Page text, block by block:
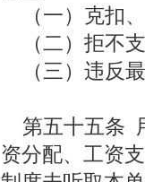
（一）克扣
（二）拒不
（三）违反
第五十五条
资分配、工资